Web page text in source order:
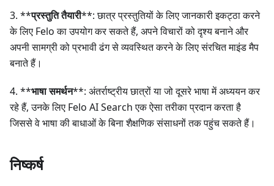
3. **प्रस्तुति तैयारी**: छात्र प्रस्तुतियों के लिए जानकारी इकट्ठा करने
के लिए Felo का उपयोग कर सकते हैं, अपने विचारों को दृश्य बनाने और
अपनी सामग्री को प्रभावी ढंग से व्यवस्थित करने के लिए संरचित माइंड मैप
बनाते हैं।
4. **भाषा समर्थन**: अंतर्राष्ट्रीय छात्रों या जो दूसरे भाषा में अध्ययन कर
रहे हैं, उनके लिए Felo AI Search एक ऐसा तरीका प्रदान करता है
जिससे वे भाषा की बाधाओं के बिना शैक्षणिक संसाधनों तक पहुंच सकते हैं।
निष्कर्ष